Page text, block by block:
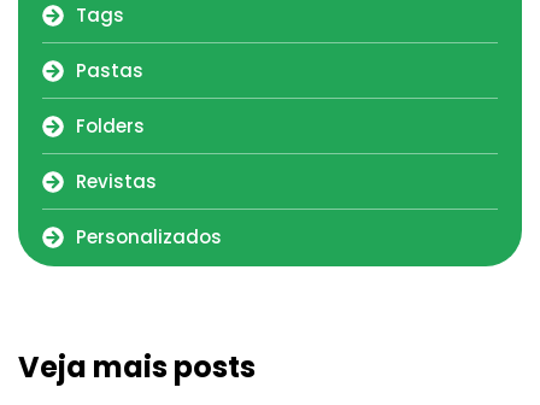
Tags
Pastas
Folders
Revistas
Personalizados
Veja mais posts